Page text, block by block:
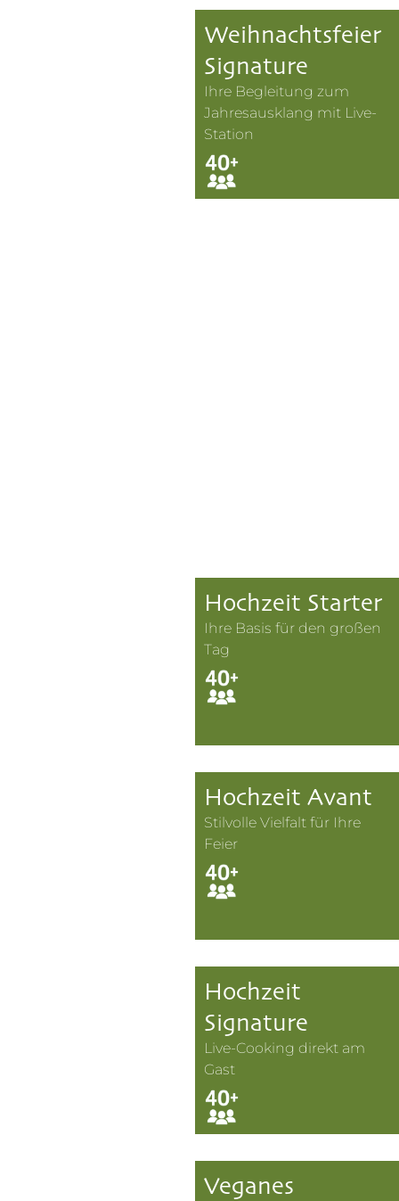
Weihnachtsfeier
Signature
Ihre Begleitung zum
Jahresausklang mit Live-
Station
Hochzeit Starter
Ihre Basis für den großen
Tag
Hochzeit Avant
Stilvolle Vielfalt für Ihre
Feier
Hochzeit
Signature
Live-Cooking direkt am
Gast
Veganes